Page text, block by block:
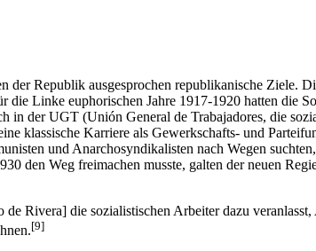
Republik ausgesprochen republikanische Ziele.
Linke euphorischen Jahre 1917-1920 hatten die
in der UGT (Unión General de Trabajadores, die
klassische Karriere als Gewerkschafts- und
und Anarchosyndikalisten nach Wegen
den Weg freimachen musste, galten der neuen
Rivera] die sozialistischen Arbeiter dazu
[9]